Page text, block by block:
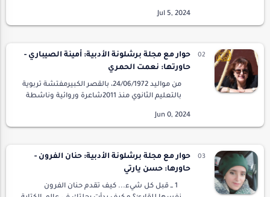
كلية الآداب والعلوم الإنسانية بمرتيل/تطوان.ال…
حوار مع مجلة برشلونة الأدبية: أمينة الصيباري -
حاورتها: نعمت الحمري
من مواليد 24/06/1972، بالقصر الكبيرمفتشة تربوية
بالتعليم الثانوي منذ 2011شاعرة وروائية وناشطة
والإنتاج التربوي ببني ملال من 2019 …
حوار مع مجلة برشلونة الأدبية: حنان الفرون -
حاورها: حسن يارتي
1 ــ قبل كل شيء... كيف تقدم حنان الفرون